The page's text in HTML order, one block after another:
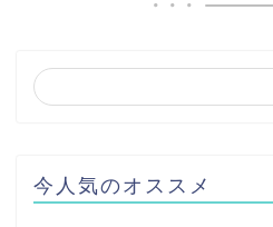
今人気のオススメ